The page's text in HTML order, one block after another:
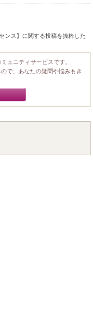
ンス】に関する投稿を抜粋した
ュニティサービスです。
で、あなたの疑問や悩みもき